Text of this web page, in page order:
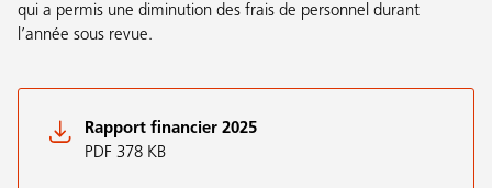
qui a permis une diminution des frais de personnel durant
l’année sous revue.
Rapport financier 2025
PDF 378 KB